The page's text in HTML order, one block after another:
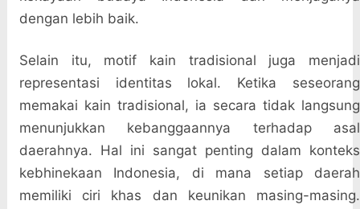
dengan lebih baik.
Selain itu, motif kain tradisional juga menjadi
representasi identitas lokal. Ketika seseorang
memakai kain tradisional, ia secara tidak langsung
menunjukkan kebanggaannya terhadap asal
daerahnya. Hal ini sangat penting dalam konteks
kebhinekaan Indonesia, di mana setiap daerah
memiliki ciri khas dan keunikan masing-masing.